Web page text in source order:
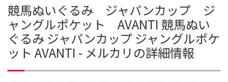
競馬ぬいぐるみ ジャパンカップ ジ
ャングルポケット AVANTI 競馬ぬい
ぐるみ ジャパンカップ ジャングルポケ
ット AVANTI - メルカリの詳細情報